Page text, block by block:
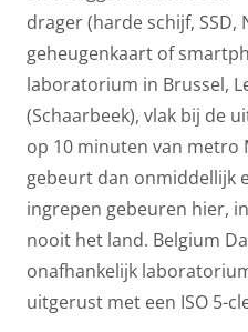
drager (harde schijf, SSD,
geheugenkaart of
laboratorium in Brussel,
(Schaarbeek), vlak bij de
op 10 minuten van metro
gebeurt dan onmiddellijk
ingrepen gebeuren hier,
nooit het land. Belgium
onafhankelijk
uitgerust met een ISO 5-